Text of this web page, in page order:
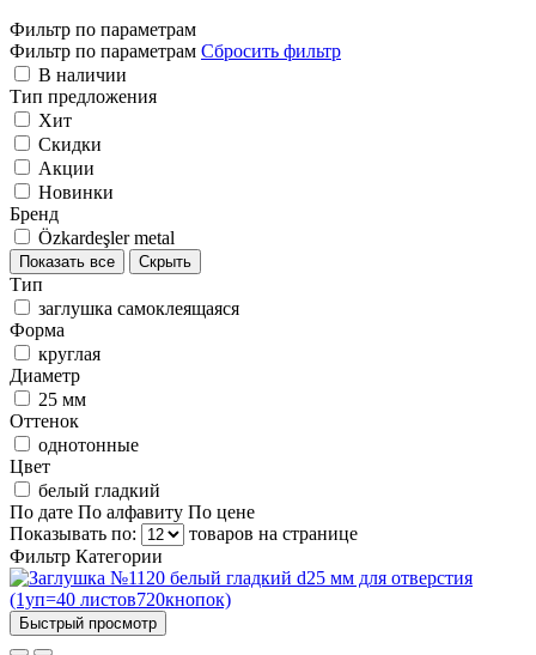
Фильтр по параметрам
Фильтр по параметрам Сбросить фильтр
В наличии
Тип предложения
Хит
Скидки
Акции
Новинки
Бренд
Özkardeşler metal
Показать все Скрыть
Тип
заглушка самоклеящаяся
Форма
круглая
Диаметр
25 мм
Оттенок
однотонные
Цвет
белый гладкий
По дате По алфавиту По цене
Показывать по:
товаров на странице
Фильтр Категории
Быстрый просмотр